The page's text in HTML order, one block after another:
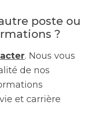
poste ou
?
. Nous vous
de nos
et carrière